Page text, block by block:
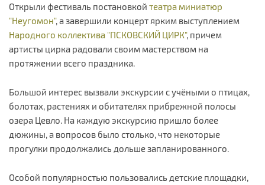
Открыли фестиваль постановкой театра миниатюр
"Неугомон", а завершили концерт ярким выступлением
Народного коллектива "ПСКОВСКИЙ ЦИРК", причем
артисты цирка радовали своим мастерством на
протяжении всего праздника.
Большой интерес вызвали экскурсии с учёными о птицах,
болотах, растениях и обитателях прибрежной полосы
озера Цевло. На каждую экскурсию пришло более
дюжины, а вопросов было столько, что некоторые
прогулки продолжались дольше запланированного.
Особой популярностью пользовались детские площадки,